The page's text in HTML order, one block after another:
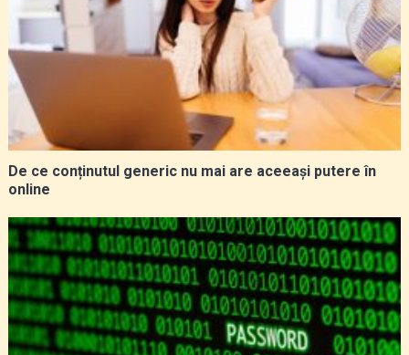
De ce conținutul generic nu mai are aceeași putere în
online